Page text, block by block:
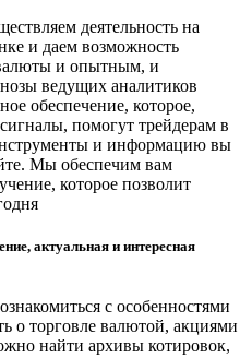
деятельность на
и даем возможность
и опытным, и
ведущих аналитиков
обеспечение, которое,
помогут трейдерам в
и информацию вы
Мы обеспечим вам
которое позволит
актуальная и интересная
с особенностями
о торговле валютой, акциями
найти архивы котировок,